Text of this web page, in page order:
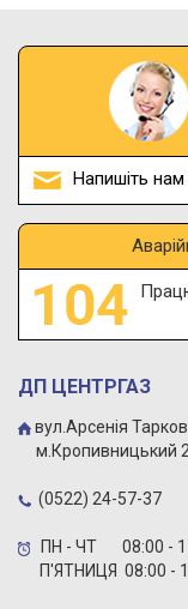
Напишіть нам
ДП ЦЕНТРГАЗ
вул.Арсенія
м.Кропивницький
(0522) 24-57-37
ПН - ЧТ 08:00 -
П'ЯТНИЦЯ 08:00 -